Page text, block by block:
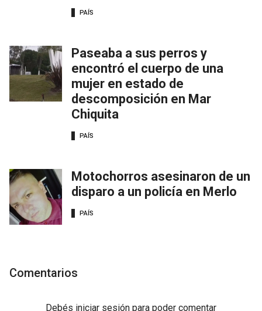
PAÍS
Paseaba a sus perros y
encontró el cuerpo de una
mujer en estado de
descomposición en Mar
Chiquita
PAÍS
Motochorros asesinaron de un
disparo a un policía en Merlo
PAÍS
Comentarios
Debés iniciar sesión para poder comentar